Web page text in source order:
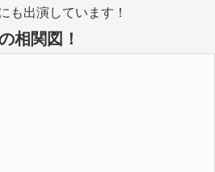
も出演しています！
相関図！